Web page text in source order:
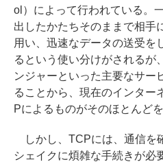
ol）によって行われている。
出したかたちそのままで相手
用い、迅速なデータの送受を
るという使い分けがされるが
ンジャーといった主要なサー
ることから、現在のインター
Pによるものがそのほとんど
しかし、TCPには、通信を
シェイクに煩雑な手続きが必